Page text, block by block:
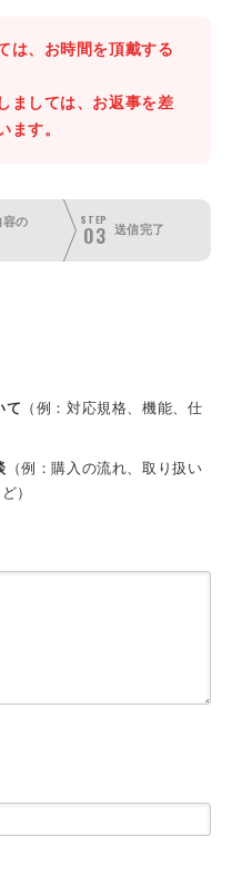
は、お時間を頂戴する
ましては、お返事を差
ます。
容の
STEP
03 送信完了
て （例：対応規格、機能、仕
（例：購入の流れ、取り扱い
）